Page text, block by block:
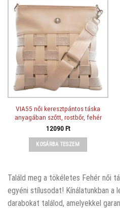
VIA55 női keresztpántos táska
anyagában szőtt, rostbőr, fehér
12090Ft
KOSÁRBA TESZEM
Találd meg a tökéletes Fehér női
egyéni stílusodat! Kínálatunkban a
darabokat találod, amelyekkel